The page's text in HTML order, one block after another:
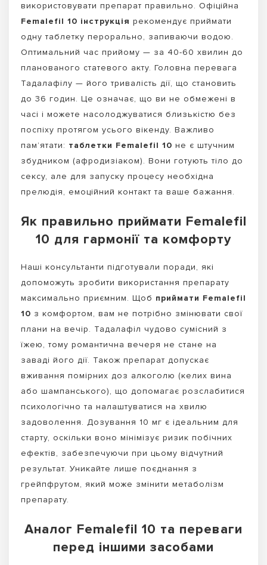
використовувати препарат правильно. Офіційна
Femalefil 10 інструкція рекомендує приймати
одну таблетку перорально, запиваючи водою.
Оптимальний час прийому — за 40-60 хвилин до
планованого статевого акту. Головна перевага
Тадалафілу — його тривалість дії, що становить
до 36 годин. Це означає, що ви не обмежені в
часі і можете насолоджуватися близькістю без
поспіху протягом усього вікенду. Важливо
пам’ятати: таблетки Femalefil 10 не є штучним
збудником (афродизіаком). Вони готують тіло до
сексу, але для запуску процесу необхідна
прелюдія, емоційний контакт та ваше бажання.
Як правильно приймати Femalefil
10 для гармонії та комфорту
Наші консультанти підготували поради, які
допоможуть зробити використання препарату
максимально приємним. Щоб приймати Femalefil
10 з комфортом, вам не потрібно змінювати свої
плани на вечір. Тадалафіл чудово сумісний з
їжею, тому романтична вечеря не стане на
заваді його дії. Також препарат допускає
вживання помірних доз алкоголю (келих вина
або шампанського), що допомагає розслабитися
психологічно та налаштуватися на хвилю
задоволення. Дозування 10 мг є ідеальним для
старту, оскільки воно мінімізує ризик побічних
ефектів, забезпечуючи при цьому відчутний
результат. Уникайте лише поєднання з
грейпфрутом, який може змінити метаболізм
препарату.
Аналог Femalefil 10 та переваги
перед іншими засобами